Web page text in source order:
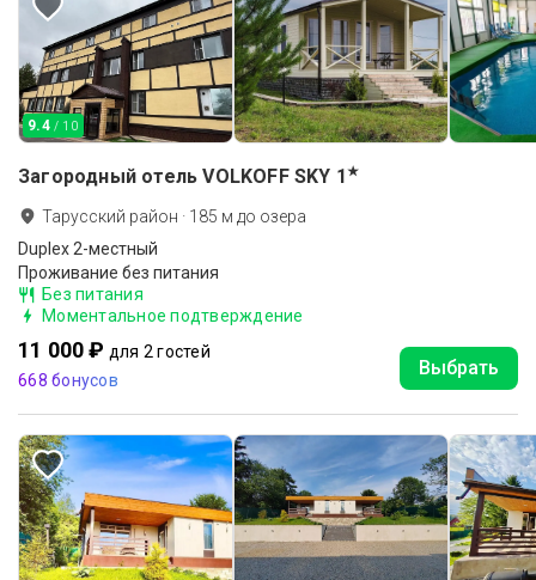
9.4 / 10
Загородный отель VOLKOFF SKY 1★
Тарусский район · 185 м до озера
Duplex 2-местный
Проживание без питания
Без питания
Моментальное подтверждение
11 000 ₽ для 2 гостей
668 бонусов
Выбрать